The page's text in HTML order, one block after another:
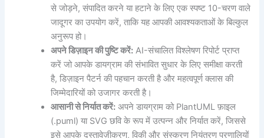
से जोड़ने, संपादित करने या हटाने के लिए एक स्पष्ट 10-चरण वाले
जादूगर का उपयोग करें, ताकि यह आपकी आवश्यकताओं के बिल्कुल
अनुरूप हो।
अपने डिज़ाइन की पुष्टि करें: AI-संचालित विश्लेषण रिपोर्ट प्राप्त
करें जो आपके डायग्राम की संभावित सुधार के लिए समीक्षा करती
है, डिज़ाइन पैटर्न की पहचान करती है और महत्वपूर्ण क्लास की
जिम्मेदारियों को उजागर करती है।
आसानी से निर्यात करें: अपने डायग्राम को PlantUML फ़ाइल
(.puml) या SVG छवि के रूप में उत्पन्न और निर्यात करें, जिससे
इसे आपके दस्तावेज़ीकरण, विकी और संस्करण नियंत्रण प्रणालियों